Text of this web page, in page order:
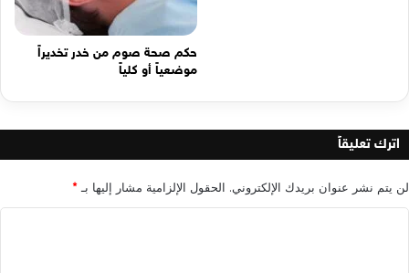
حكم صحة صوم من خدر تخديراً
موضعياً أو كلياً
اترك تعليقاً
لن يتم نشر عنوان بريدك الإلكتروني. الحقول الإلزامية مشار إليها بـ*